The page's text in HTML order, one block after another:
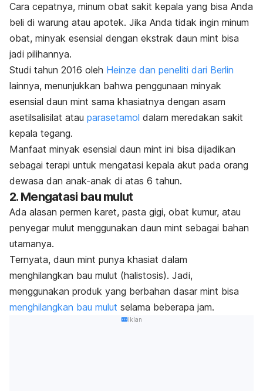
Cara cepatnya, minum obat sakit kepala yang bisa Anda
beli di warung atau apotek. Jika Anda tidak ingin minum
obat, minyak esensial dengan ekstrak daun mint bisa
jadi pilihannya.
Studi tahun 2016 oleh Heinze dan peneliti dari Berlin
lainnya, menunjukkan bahwa penggunaan minyak
esensial daun mint sama khasiatnya dengan asam
asetilsalisilat atau parasetamol dalam meredakan sakit
kepala tegang.
Manfaat minyak esensial daun mint ini bisa dijadikan
sebagai terapi untuk mengatasi kepala akut pada orang
dewasa dan anak-anak di atas 6 tahun.
2. Mengatasi bau mulut
Ada alasan permen karet, pasta gigi, obat kumur, atau
penyegar mulut menggunakan daun mint sebagai bahan
utamanya.
Ternyata, daun mint punya khasiat dalam
menghilangkan bau mulut (halistosis). Jadi,
menggunakan produk yang berbahan dasar mint bisa
menghilangkan bau mulut selama beberapa jam.
Iklan